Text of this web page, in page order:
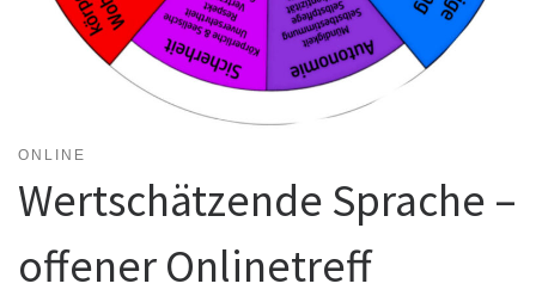
ONLINE
Wertschätzende Sprache –
offener Onlinetreff